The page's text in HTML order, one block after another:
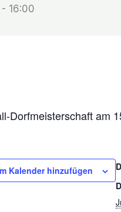
- 16:00
Dorfmeisterschaft am
Kalender hinzufügen